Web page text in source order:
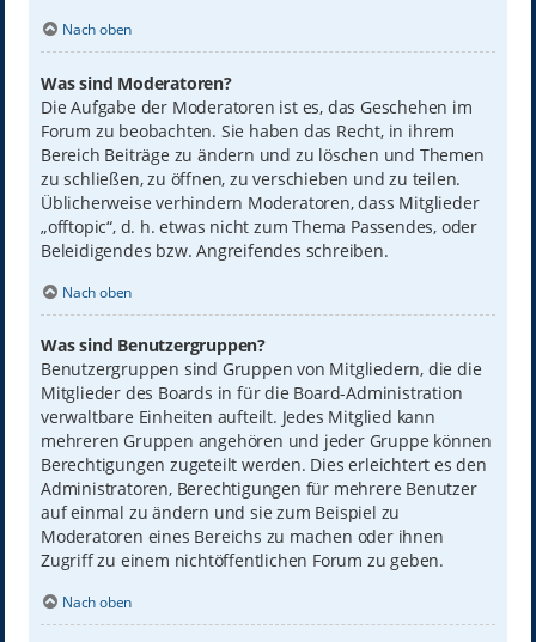
Nach oben
Was sind Moderatoren?
Die Aufgabe der Moderatoren ist es, das Geschehen im
Forum zu beobachten. Sie haben das Recht, in ihrem
Bereich Beiträge zu ändern und zu löschen und Themen
zu schließen, zu öffnen, zu verschieben und zu teilen.
Üblicherweise verhindern Moderatoren, dass Mitglieder
„offtopic“, d. h. etwas nicht zum Thema Passendes, oder
Beleidigendes bzw. Angreifendes schreiben.
Nach oben
Was sind Benutzergruppen?
Benutzergruppen sind Gruppen von Mitgliedern, die die
Mitglieder des Boards in für die Board-Administration
verwaltbare Einheiten aufteilt. Jedes Mitglied kann
mehreren Gruppen angehören und jeder Gruppe können
Berechtigungen zugeteilt werden. Dies erleichtert es den
Administratoren, Berechtigungen für mehrere Benutzer
auf einmal zu ändern und sie zum Beispiel zu
Moderatoren eines Bereichs zu machen oder ihnen
Zugriff zu einem nichtöffentlichen Forum zu geben.
Nach oben